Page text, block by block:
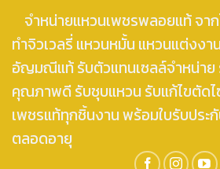
จำหน่ายแหวนเพชรพลอยแท้ จา
ทำจิวเวลรี่ แหวนหมั้น แหวนแต่งง
อัญมณีแท้ รับตัวแทนเซลล์จำหน่าย
คุณภาพดี รับชุบแหวน รับแก้ไขตัด
เพชรแท้ทุกชิ้นงาน พร้อมใบรับประ
ตลอดอายุ